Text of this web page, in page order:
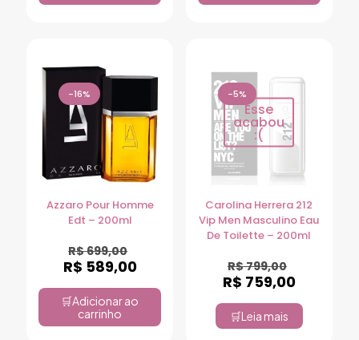
-16%
Azzaro Pour Homme
Edt – 200ml
R$699,00
R$ 589,00
Adicionar ao
carrinho
-5%
Esse
acabou
:(
Carolina Herrera 212
Vip Men Masculino Eau
De Toilette – 200ml
R$799,00
R$ 759,00
Leia mais